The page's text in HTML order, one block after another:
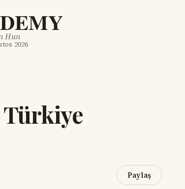
Hun
2026
Paylaş